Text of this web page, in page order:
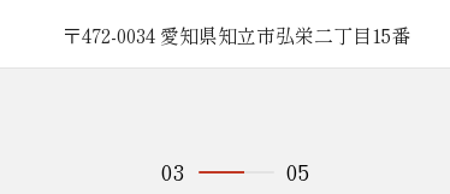
〒446-0045 愛知県安城市横
03 05